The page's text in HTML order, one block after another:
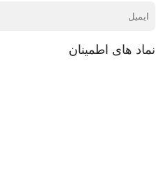
نماد های اطمینان